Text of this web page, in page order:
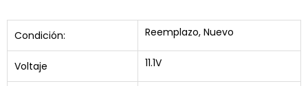
Condición: Reemplazo, Nuevo
Voltaje 11.1V